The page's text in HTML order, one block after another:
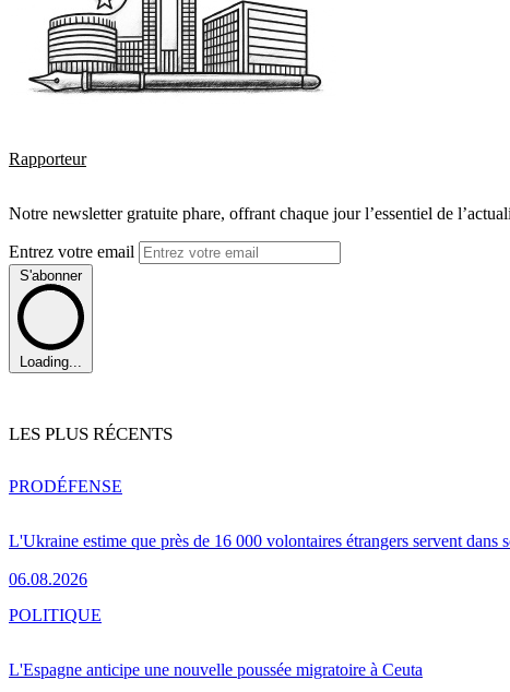
Rapporteur
Notre newsletter gratuite phare, offrant chaque jour l’essentiel de
Entrez votre email
S'abonner
Loading...
LES PLUS RÉCENTS
L'Ukraine estime que près de 16 000 volontaires étrangers servent dans
06.08.2026
PRODÉFENSE
L'Espagne anticipe une nouvelle poussée migratoire à Ceuta
POLITIQUE